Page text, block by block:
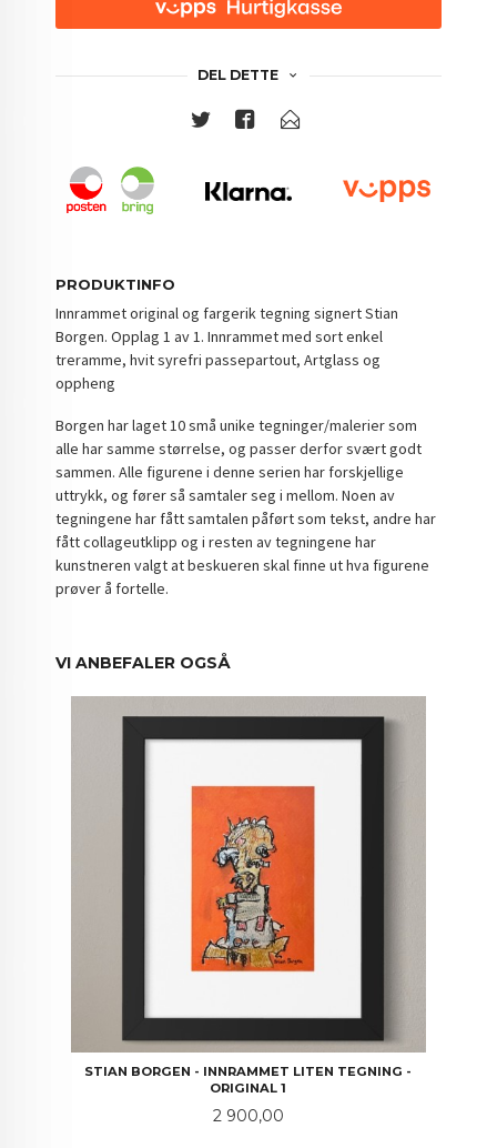
DEL DETTE
PRODUKTINFO
Innrammet original og fargerik tegning signert Stian
Borgen. Opplag 1 av 1. Innrammet med sort enkel
treramme, hvit syrefri passepartout, Artglass og
oppheng
Borgen har laget 10 små unike tegninger/malerier som
alle har samme størrelse, og passer derfor svært godt
sammen. Alle figurene i denne serien har forskjellige
uttrykk, og fører så samtaler seg i mellom. Noen av
tegningene har fått samtalen påført som tekst, andre har
fått collageutklipp og i resten av tegningene har
kunstneren valgt at beskueren skal finne ut hva figurene
prøver å fortelle.
VI ANBEFALER OGSÅ
STIAN BORGEN - INNRAMMET LITEN TEGNING -
ORIGINAL 1
Pris
2 900,00